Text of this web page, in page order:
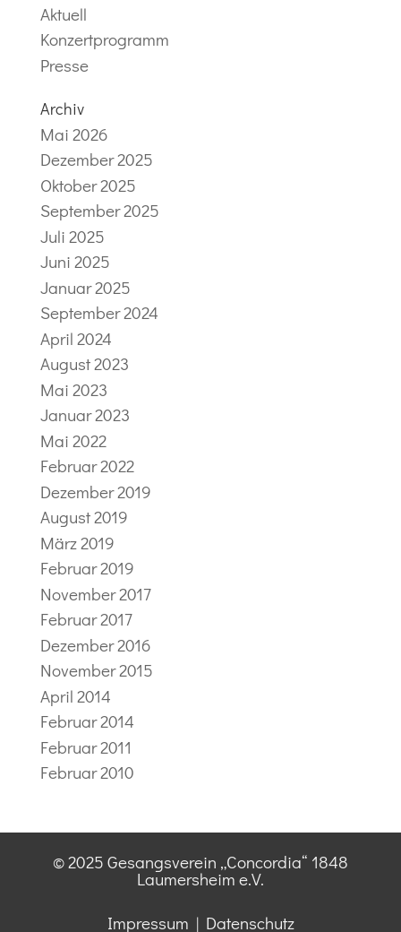
Aktuell
Konzertprogramm
Presse
Archiv
Mai 2026
Dezember 2025
Oktober 2025
September 2025
Juli 2025
Juni 2025
Januar 2025
September 2024
April 2024
August 2023
Mai 2023
Januar 2023
Mai 2022
Februar 2022
Dezember 2019
August 2019
März 2019
Februar 2019
November 2017
Februar 2017
Dezember 2016
November 2015
April 2014
Februar 2014
Februar 2011
Februar 2010
© 2025 Gesangsverein „Concordia“ 1848
Laumersheim e.V.
Impressum | Datenschutz